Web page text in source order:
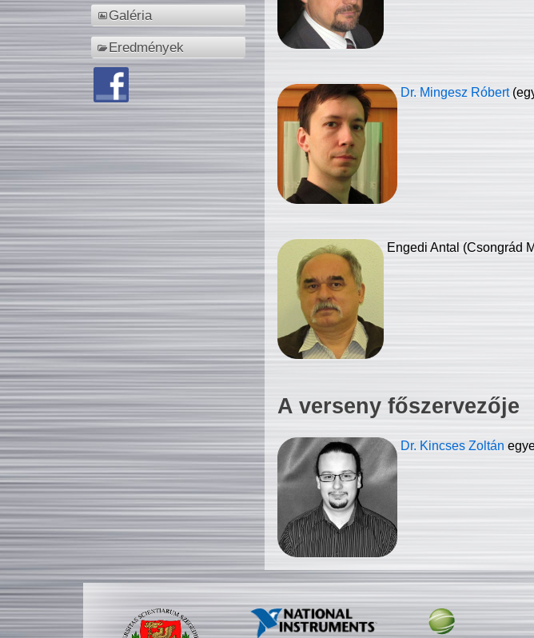
Galéria
Eredmények
Dr. Mingesz Róbert
Engedi Antal (Csongrád
A verseny főszervezője
Dr. Kincses Zoltán